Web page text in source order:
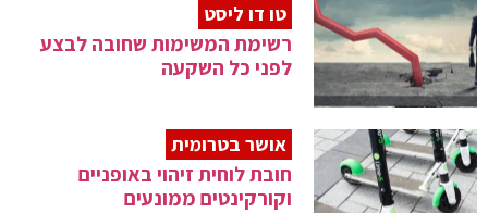
טו דו ליסט
רשימת המשימות שחובה לבצע
לפני כל השקעה
אושר בטרומית
חובת לוחית זיהוי באופניים
וקורקינטים ממונעים